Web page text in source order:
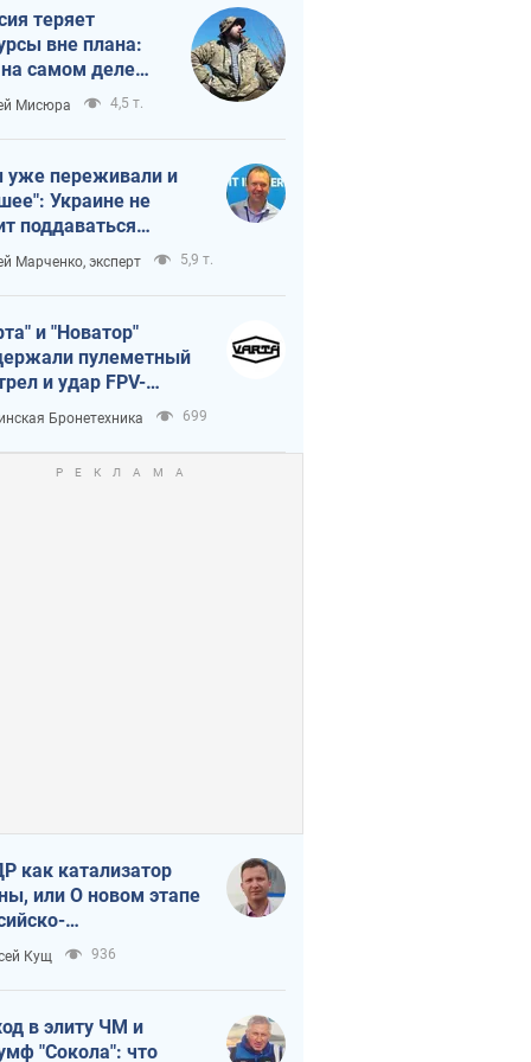
теряет
вне плана:
на самом деле
темп войны
Мисюра 4,5 т.
переживали и
Украине не
поддаваться
из-за
террора
Марченко, эксперт 5,9 т.
и "Новатор"
пулеметный
и удар FPV-
сохранив жизнь
ВСУ
Бронетехника 699
как катализатор
или О новом этапе
союза
Кущ 936
в элиту ЧМ и
"Сокола": что